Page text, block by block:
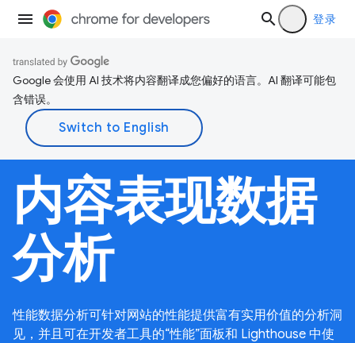
登录
Google 会使用 AI 技术将内容翻译成您偏好的语言。AI 翻译可能包
含错误。
内容表现数据
分析
性能数据分析可针对网站的性能提供富有实用价值的分析洞
见，并且可在开发者工具的“性能”面板和 Lighthouse 中使